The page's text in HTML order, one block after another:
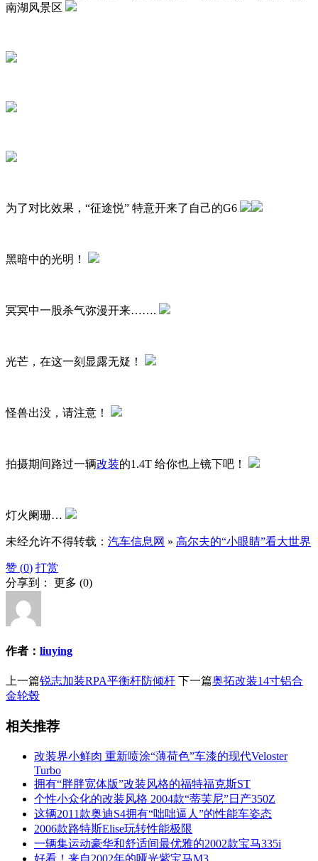
南湖风景区
为了对比效果，“征途悦” 特意开来了自己的G6
黑暗中的光明！
冥冥中一股杀气弥漫开来…….
光芒，在这一刻显露无疑！
怪兽出没，请注意！
拍摄期间路过一辆改装的1.4T 给你也上镜下吧！
灯火阑珊…
未经允许不得转载： 汽车信息网 » 高尔夫的“小眼睛”看大世界
赞 (0) 打赏
分享到： 更多 (0)
作者： liuying
上一篇锐志加装RPA平衡杆防倾杆 下一篇奥拓改装14寸铝合
金轮毂
相关推荐
改装界小鲜肉 重新喷涂“薄荷色”车漆的现代Veloster
Turbo
拥有“胖胖宽体版”改装风格的福特福克斯ST
个性小众化的改装风格 2004款“蒂芙尼”日产350Z
这辆2011款奥迪S4拥有“咄咄逼人”的性能车姿态
2006款路特斯Elise玩转性能极限
一辆集运动豪华和舒适间最优雅的2002款宝马335i
好看！来自2002年的哑光紫宝马M3